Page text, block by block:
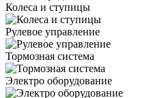
Колеса и ступицы
Рулевое управление
Тормозная система
Электро оборудование